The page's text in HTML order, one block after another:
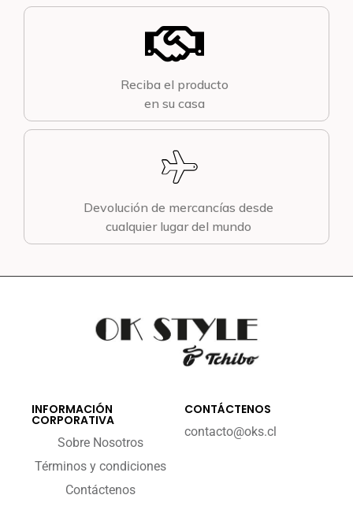
Reciba el producto
en su casa
Devolución de mercancías desde
cualquier lugar del mundo
INFORMACIÓN
CORPORATIVA
Sobre Nosotros
Términos y condiciones
Contáctenos
CONTÁCTENOS
contacto@oks.cl